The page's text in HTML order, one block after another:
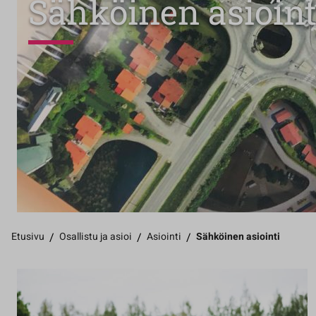
Sähköinen
Etusivu / Osallistu ja asioi / Asiointi / Sähköinen asiointi